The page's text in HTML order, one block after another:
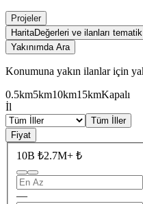
Projeler
HaritaDeğerleri ve ilanları
Yakınımda Ara
Konumuna yakın ilanlar için
0.5km5km10km15kmKapalı
İl
Tüm İller
Fiyat
10B ₺2.7M+ ₺
—